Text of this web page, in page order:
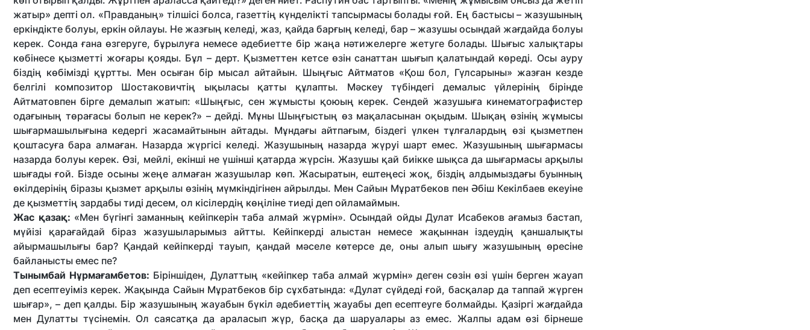
жатыр» депті ол. «Правданың» тілшісі болса, газеттің күнделікті тапсырмасы болады ғой. Ең бастысы – жазушының
еркіндікте болуы, еркін ойлауы. Не жазғың келеді, жаз, қайда барғың келеді, бар – жазушы осындай жағдайда болуы
керек. Сонда ғана өзгеруге, бұрылуға немесе әдебиетте бір жаңа нәтижелерге жетуге болады. Шығыс халықтары
көбінесе қызметті жоғары қояды. Бұл – дерт. Қызметтен кетсе өзін санаттан шығып қалатындай көреді. Осы ауру
біздің көбімізді құртты. Мен осыған бір мысал айтайын. Шыңғыс Айтматов «Қош бол, Гүлсарыны» жазған кезде
белгілі композитор Шостаковичтің ықыласы қатты құлапты. Мәскеу түбіндегі демалыс үйлерінің бірінде
Айтматовпен бірге демалып жатып: «Шыңғыс, сен жұмысты қоюың керек. Сендей жазушыға кинематографистер
одағының төрағасы болып не керек?» – дейді. Мұны Шыңғыстың өз мақаласынан оқыдым. Шықаң өзінің жұмысы
шығармашылығына кедергі жасамайтынын айтады. Мұндағы айтпағым, біздегі үлкен тұлғалардың өзі қызметпен
қоштасуға бара алмаған. Назарда жүргісі келеді. Жазушының назарда жүруі шарт емес. Жазушының шығармасы
назарда болуы керек. Өзі, мейлі, екінші не үшінші қатарда жүрсін. Жазушы қай биікке шықса да шығармасы арқылы
шығады ғой. Бізде осыны жеңе алмаған жазушылар көп. Жасыратын, ештеңесі жоқ, біздің алдымыздағы буынның
өкілдерінің біразы қызмет арқылы өзінің мүмкіндігінен айрылды. Мен Сайын Мұратбеков пен Әбіш Кекілбаев екеуіне
де қызметтің зардабы тиді десем, ол кісілердің көңіліне тиеді деп ойламаймын.
Жас қазақ: «Мен бүгінгі заманның кейіпкерін таба алмай жүрмін». Осындай ойды Дулат Исабеков ағамыз бастап,
мүйізі қарағайдай біраз жазушыларымыз айтты. Кейіпкерді алыстан немесе жақыннан іздеудің қаншалықты
айырмашылығы бар? Қандай кейіпкерді тауып, қандай мәселе көтерсе де, оны алып шығу жазушының өресіне
байланысты емес пе?
Тынымбай Нұрмағамбетов: Біріншіден, Дулаттың «кейіпкер таба алмай жүрмін» деген сөзін өзі үшін берген жауап
деп есептеуіміз керек. Жақында Сайын Мұратбеков бір сұхбатында: «Дулат сүйдеді ғой, басқалар да таппай жүрген
шығар», – деп қалды. Бір жазушының жауабын бүкіл әдебиеттің жауабы деп есептеуге болмайды. Қазіргі жағдайда
мен Дулатты түсінемін. Ол саясатқа да араласып жүр, басқа да шаруалары аз емес. Жалпы адам өзі бірнеше